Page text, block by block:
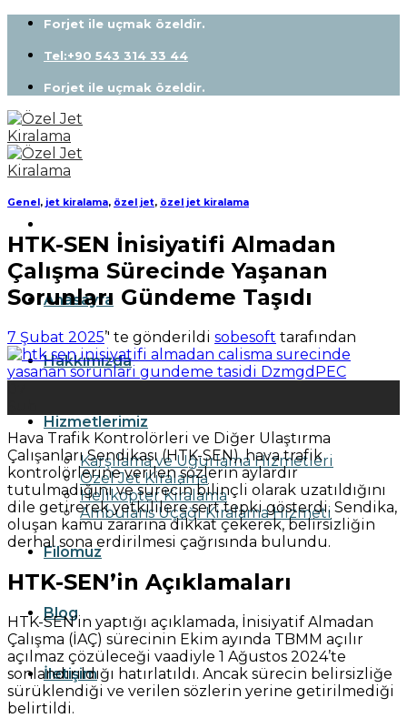
Skip
content
Forjet ile uçmak özeldir.
Tel:+90 543 314 33 44
Forjet ile uçmak özeldir.
Anasayfa
Hakkımızda
Hizmetlerimiz
Karşılama ve Uğurlama Hizmetleri
Özel Jet Kiralama
Helikopter Kiralama
Ambulans Uçağı Kiralama Hizmeti
Filomuz
Blog
İletişim
Genel, jet kiralama, özel jet, özel jet kiralama
HTK-SEN İnisiyatifi Almadan
Çalışma Sürecinde Yaşanan
Sorunları Gündeme Taşıdı
7 Şubat 2025’' te gönderildi sobesoft tarafından
Hava Trafik Kontrolörleri ve Diğer Ulaştırma
Çalışanları Sendikası (HTK-SEN), hava trafik
kontrolörlerine verilen sözlerin aylardır
tutulmadığını ve sürecin bilinçli olarak uzatıldığını
dile getirerek yetkililere sert tepki gösterdi. Sendika,
oluşan kamu zararına dikkat çekerek, belirsizliğin
derhal sona erdirilmesi çağrısında bulundu.
HTK-SEN’in Açıklamaları
HTK-SEN’in yaptığı açıklamada, İnisiyatif Almadan
Çalışma (İAÇ) sürecinin Ekim ayında TBMM açılır
açılmaz çözüleceği vaadiyle 1 Ağustos 2024’te
sonlandırıldığı hatırlatıldı. Ancak sürecin belirsizliğe
sürüklendiği ve verilen sözlerin yerine getirilmediği
belirtildi.